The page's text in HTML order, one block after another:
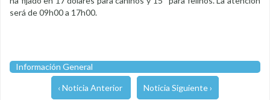
será de 09h00 a 17h00.
Información General
‹ Noticia Anterior Noticia Siguiente ›